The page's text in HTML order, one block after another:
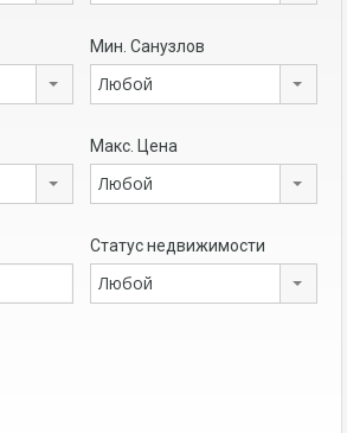
Мин. Санузлов
Любой
Макс. Цена
Любой
Статус недвижимости
Любой